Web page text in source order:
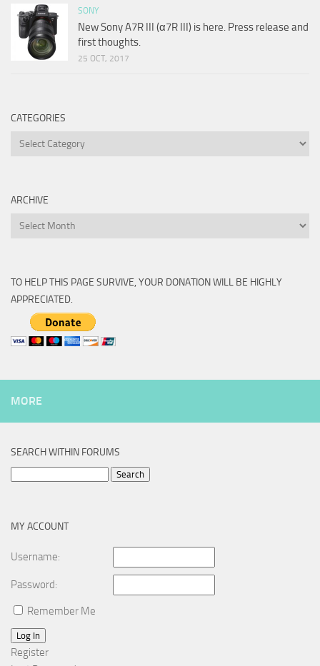
SONY
New Sony A7R III (α7R III) is here. Press release and
first thoughts.
25 OCT, 2017
CATEGORIES
Categories
ARCHIVE
Archive
TO HELP THIS PAGE SURVIVE, YOUR DONATION WILL BE HIGHLY
APPRECIATED.
MORE
SEARCH WITHIN FORUMS
MY ACCOUNT
Username:
Password:
Remember Me
Log In
Register